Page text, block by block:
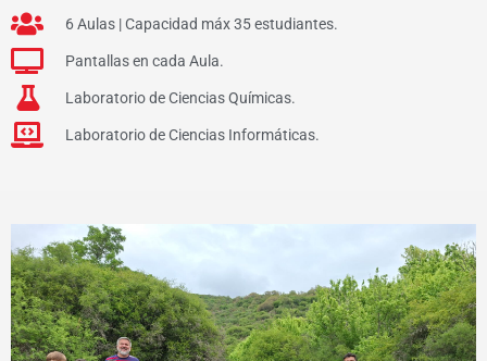
6 Aulas | Capacidad máx 35 estudiantes.
Pantallas en cada Aula.
Laboratorio de Ciencias Químicas.
Laboratorio de Ciencias Informáticas.